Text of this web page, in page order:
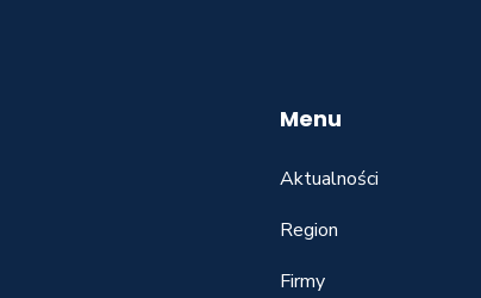
Menu
Aktualności
Region
Firmy